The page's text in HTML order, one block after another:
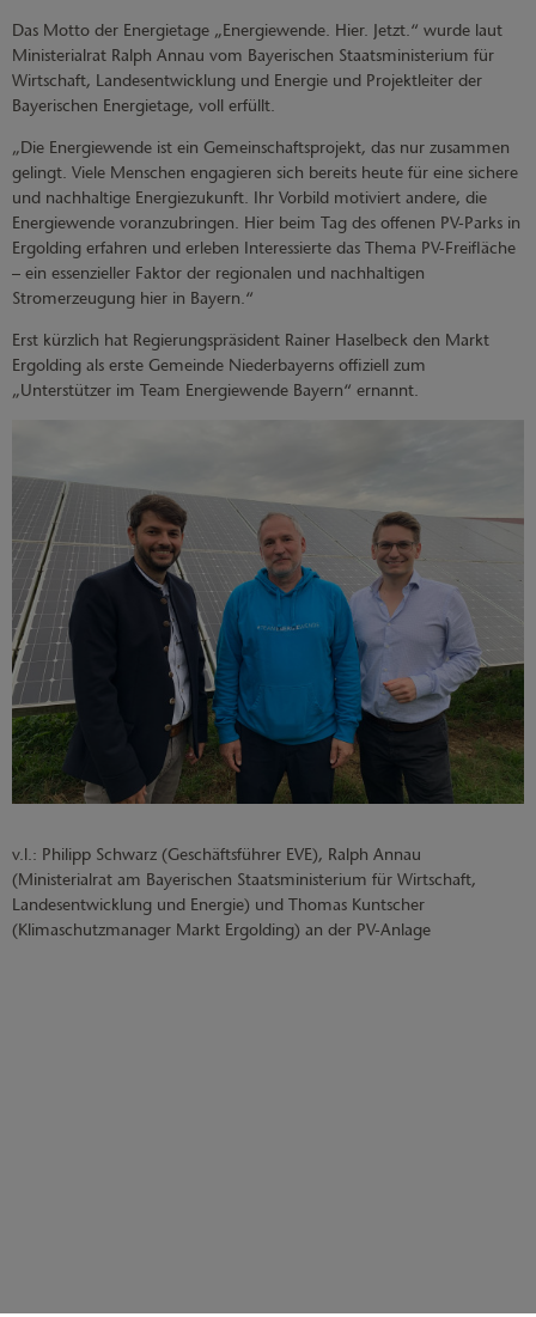
Das Motto der Energietage „Energiewende. Hier. Jetzt.“ wurde laut
Ministerialrat Ralph Annau vom Bayerischen Staatsministerium für
Wirtschaft, Landesentwicklung und Energie und Projektleiter der
Bayerischen Energietage, voll erfüllt.
„Die Energiewende ist ein Gemeinschaftsprojekt, das nur zusammen
gelingt. Viele Menschen engagieren sich bereits heute für eine sichere
und nachhaltige Energiezukunft. Ihr Vorbild motiviert andere, die
Energiewende voranzubringen. Hier beim Tag des offenen PV-Parks in
Ergolding erfahren und erleben Interessierte das Thema PV-Freifläche
– ein essenzieller Faktor der regionalen und nachhaltigen
Stromerzeugung hier in Bayern.“
Erst kürzlich hat Regierungspräsident Rainer Haselbeck den Markt
Ergolding als erste Gemeinde Niederbayerns offiziell zum
„Unterstützer im Team Energiewende Bayern“ ernannt.
v.l.: Philipp Schwarz (Geschäftsführer EVE), Ralph Annau
(Ministerialrat am Bayerischen Staatsministerium für Wirtschaft,
Landesentwicklung und Energie) und Thomas Kuntscher
(Klimaschutzmanager Markt Ergolding) an der PV-Anlage